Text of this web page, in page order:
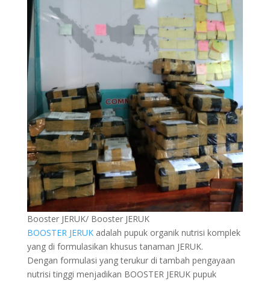
Booster JERUK/ Booster JERUK
BOOSTER JERUKadalah pupuk organik nutrisi komplek
yang di formulasikan khusus tanaman JERUK.
Dengan formulasi yang terukur di tambah pengayaan
nutrisi tinggi menjadikan BOOSTER JERUK pupuk